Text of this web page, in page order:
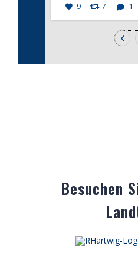
9 7 1
Besuchen